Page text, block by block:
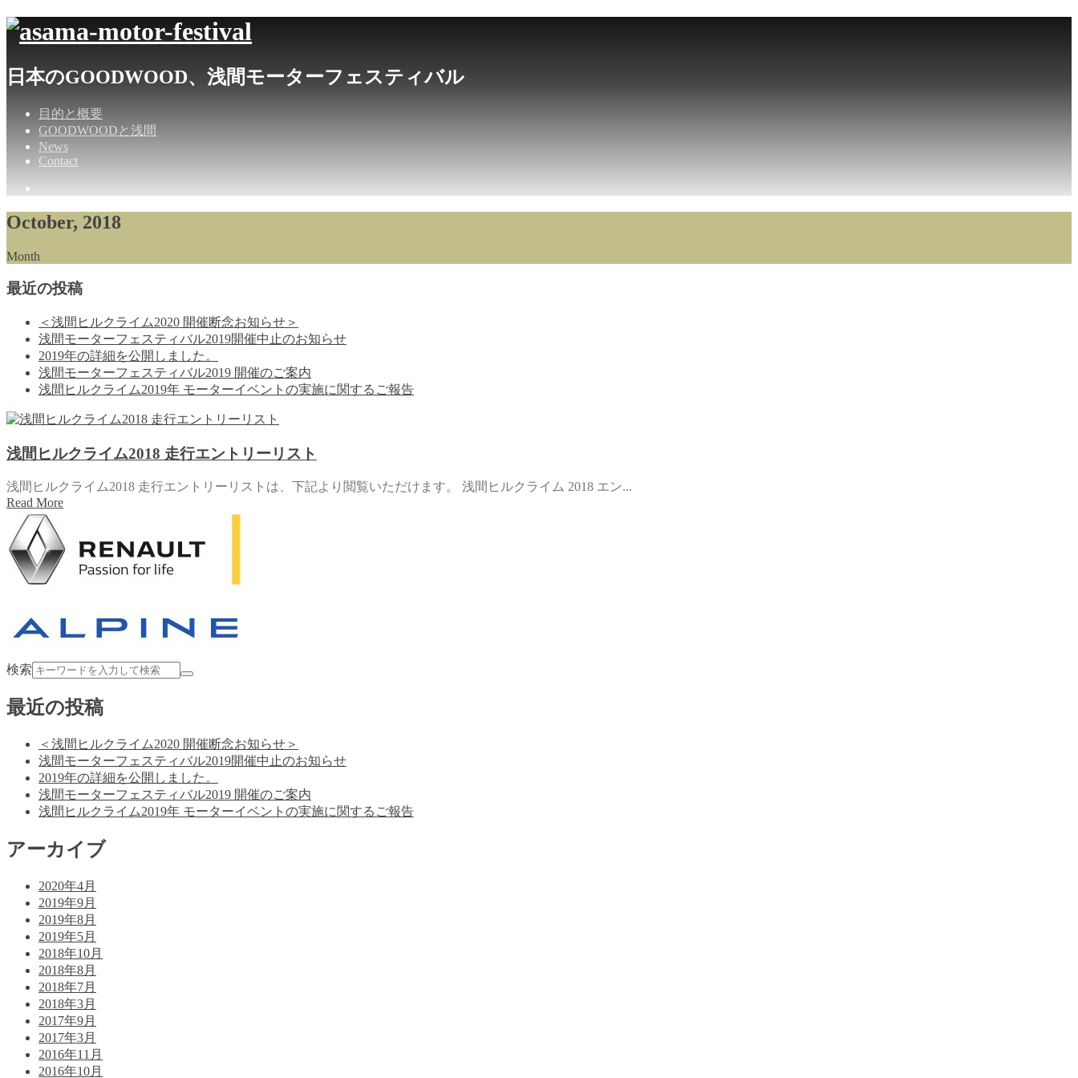
日本のGOODWOOD、浅間モーターフェスティバル
目的と概要
GOODWOODと浅間
News
Contact
October, 2018
Month
最近の投稿
＜浅間ヒルクライム2020 開催断念お知らせ＞
浅間モーターフェスティバル2019開催中止のお知らせ
2019年の詳細を公開しました。
浅間モーターフェスティバル2019 開催のご案内
浅間ヒルクライム2019年 モーターイベントの実施に関するご報告
浅間ヒルクライム2018 走行エントリーリスト
浅間ヒルクライム2018 走行エントリーリストは、下記より閲覧いただけます。 浅間ヒルクライム 2018 エン...
Read More
検索
最近の投稿
＜浅間ヒルクライム2020 開催断念お知らせ＞
浅間モーターフェスティバル2019開催中止のお知らせ
2019年の詳細を公開しました。
浅間モーターフェスティバル2019 開催のご案内
浅間ヒルクライム2019年 モーターイベントの実施に関するご報告
アーカイブ
2020年4月
2019年9月
2019年8月
2019年5月
2018年10月
2018年8月
2018年7月
2018年3月
2017年9月
2017年3月
2016年11月
2016年10月